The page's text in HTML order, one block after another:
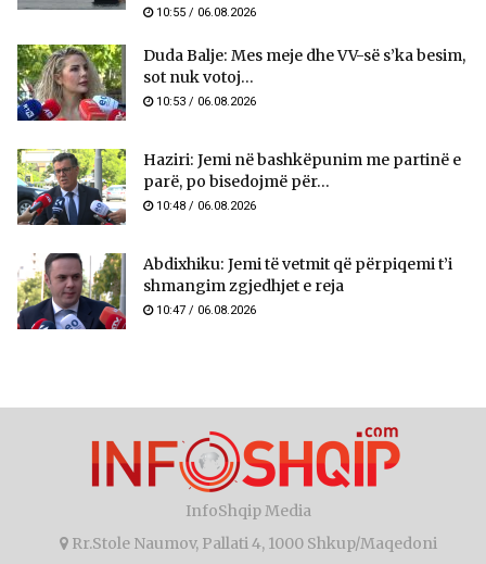
10:55 / 06.08.2026
Duda Balje: Mes meje dhe VV-së s’ka besim,
sot nuk votoj...
10:53 / 06.08.2026
Haziri: Jemi në bashkëpunim me partinë e
parë, po bisedojmë për...
10:48 / 06.08.2026
Abdixhiku: Jemi të vetmit që përpiqemi t’i
shmangim zgjedhjet e reja
10:47 / 06.08.2026
InfoShqip Media
Rr.Stole Naumov, Pallati 4, 1000 Shkup/Maqedoni